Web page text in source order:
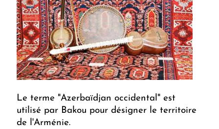
Le terme "Azerbaïdjan occidental" est
utilisé par Bakou pour désigner le territoire
de l'Arménie.